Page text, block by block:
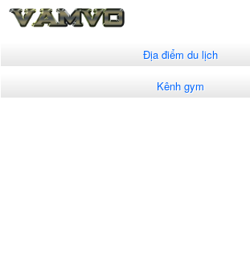
Địa điểm du lịch
Kênh gym